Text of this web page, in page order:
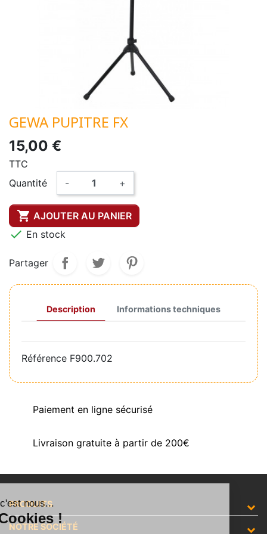
GEWA PUPITRE FX
15,00 €
TTC
Quantité
- +
 AJOUTER AU PANIER
 En stock
Partager
Description Informations techniques
Référence F900.702
Paiement en ligne sécurisé
Livraison gratuite à partir de 200€
PRODUITS
NOTRE SOCIÉTÉ
Salut c'est nous...
les Cookies !